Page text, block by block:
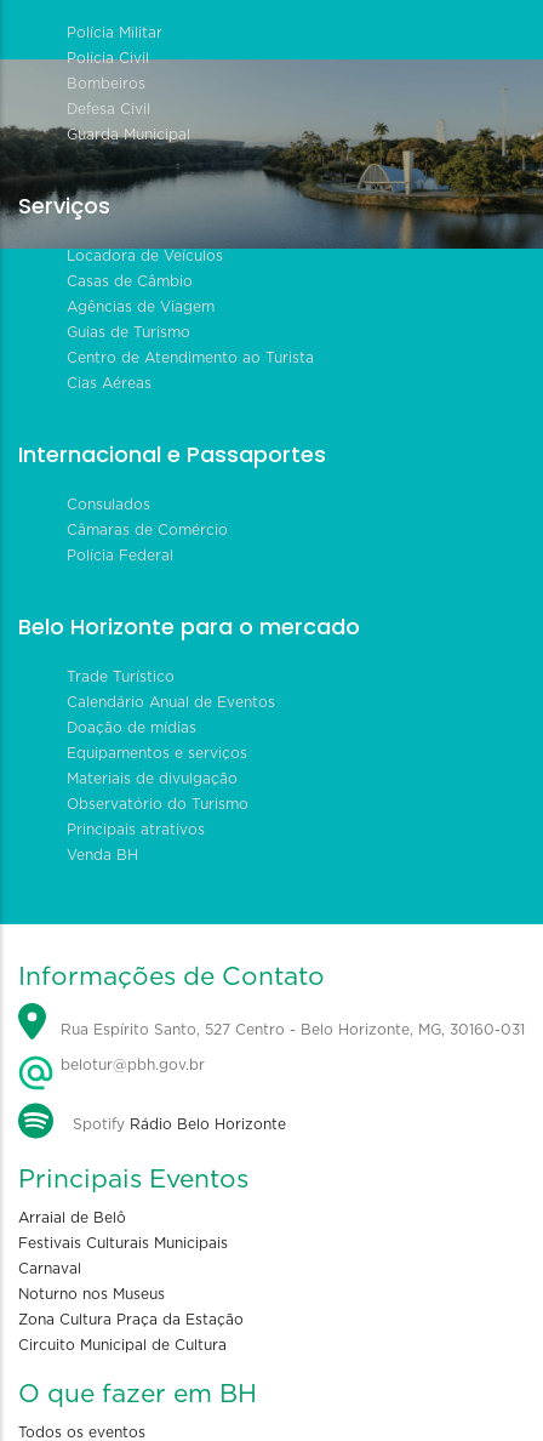
Polícia Militar
Polícia Civil
Bombeiros
Defesa Civil
Guarda Municipal
Serviços
Locadora de Veículos
Casas de Câmbio
Agências de Viagem
Guias de Turismo
Centro de Atendimento ao Turista
Cias Aéreas
Internacional e Passaportes
Consulados
Câmaras de Comércio
Polícia Federal
Belo Horizonte para o mercado
Trade Turístico
Calendário Anual de Eventos
Doação de mídias
Equipamentos e serviços
Materiais de divulgação
Observatório do Turismo
Principais atrativos
Venda BH
Informações de Contato
Rua Espírito Santo, 527 Centro - Belo Horizonte, MG, 30160-031
belotur@pbh.gov.br
Spotify Rádio Belo Horizonte
Principais Eventos
Arraial de Belô
Festivais Culturais Municipais
Carnaval
Noturno nos Museus
Zona Cultura Praça da Estação
Circuito Municipal de Cultura
O que fazer em BH
Todos os eventos